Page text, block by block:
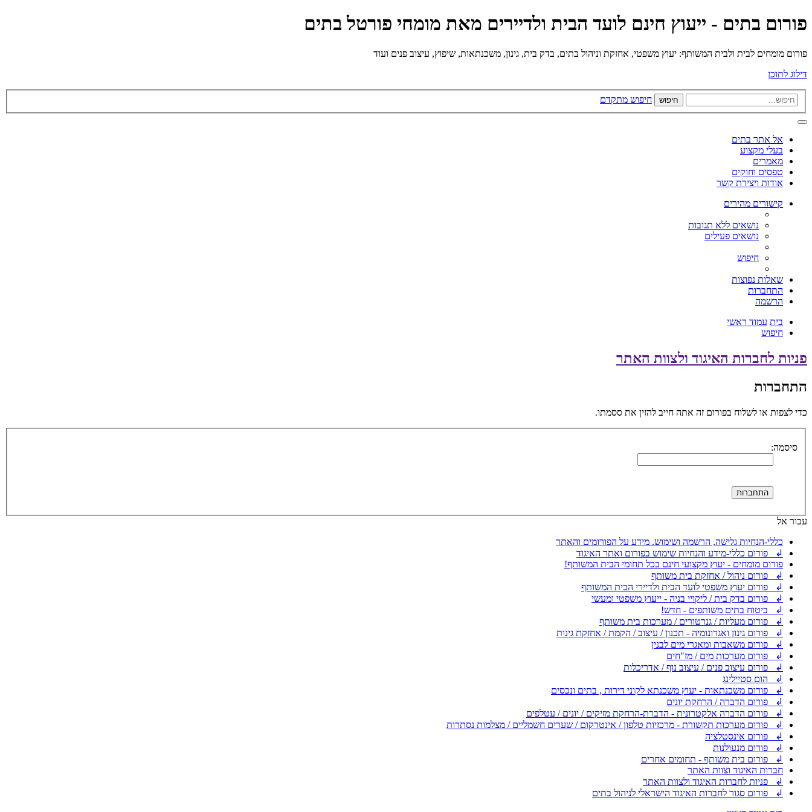
פורום בתים - ייעוץ חינם לועד הבית ולדיירים מאת מומחי פורטל בתים
פורום מומחים לבית ולבית המשותף: יעוץ משפטי, אחזקת וניהול בתים, בדק בית, גינון, משכנתאות, שיפוץ, עיצוב פנים ועוד
דילוג לתוכן
חיפוש חיפוש מתקדם
אל אתר בתים
בעלי מקצוע
מאמרים
טפסים וחוקים
אודות ויצירת קשר
קישורים מהירים
נושאים ללא תגובות
נושאים פעילים
חיפוש
שאלות נפוצות
התחברות
הרשמה
בית עמוד ראשי
חיפוש
פניות לחברות האיגוד ולצוות האתר
התחברות
כדי לצפות או לשלוח בפורום זה אתה חייב להזין את ססמתו.
סיסמה:
עבור אל
כללי-הנחיות גלישה, הרשמה ושימוש. מידע על הפורומים והאתר
↲ פורום כללי-מידע והנחיות שימוש בפורום ואתר האיגוד
פורום מומחים - יעוץ מקצועי חינם בכל תחומי הבית המשותף!
↲ פורום ניהול / אחזקת בית משותף
↲ פורום יעוץ משפטי לועד הבית ולדיירי הבית המשותף
↲ פורום בדק בית / ליקויי בניה - ייעוץ משפטי ומעשי
↲ ביטוח בתים משותפים - חדש!
↲ פורום מעליות / גנרטורים / מערכות בית משותף
↲ פורום גינון ואגרונומיה - תכנון / עיצוב / הקמת / אחזקת גינות
↲ פורום משאבות ומאגרי מים לבנין
↲ פורום מערכות מים / מז"חים
↲ פורום עיצוב פנים / עיצוב נוף / אדריכלות
↲ הום סטיילינג
↲ פורום משכנתאות - יעוץ משכנתא לקוני דירות , בתים ונכסים
↲ פורום הדברה / הרחקת יונים
↲ פורום הדברה אלקטרונית - הדברת-הרחקת מזיקים / יונים / עטלפים
↲ פורום מערכות תקשורת - מרכזיות טלפון / אינטרקום / שערים חשמליים / מצלמות נסתרות
↲ פורום אינסטלציה
↲ פורום מנעולנות
↲ פורום בית משותף - תחומים אחרים
חברות האיגוד וצוות האתר
↲ פניות לחברות האיגוד ולצוות האתר
↲ פורום סגור לחברות האיגוד הישראלי לניהול בתים